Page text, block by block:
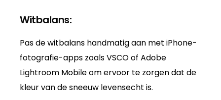
Witbalans:
Pas de witbalans handmatig aan met iPhone-
fotografie-apps zoals VSCO of Adobe
Lightroom Mobile om ervoor te zorgen dat de
kleur van de sneeuw levensecht is.